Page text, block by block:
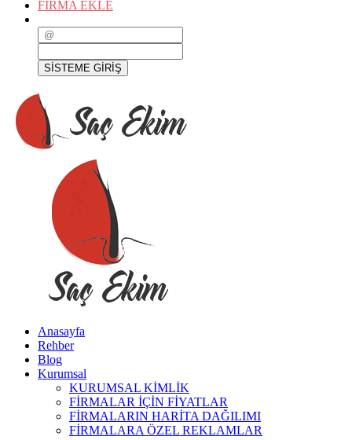
FİRMA EKLE
SİSTEME GİRİŞ
Anasayfa
Rehber
Blog
Kurumsal
KURUMSAL KİMLİK
FİRMALAR İÇİN FİYATLAR
FİRMALARIN HARİTA DAĞILIMI
FİRMALARA ÖZEL REKLAMLAR